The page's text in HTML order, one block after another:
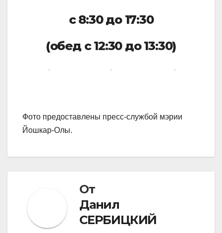
с 8:30 до 17:30
(обед с 12:30 до 13:30)
Фото предоставлены пресс-службой мэрии
Йошкар-Олы.
От
Данил
СЕРБИЦКИЙ